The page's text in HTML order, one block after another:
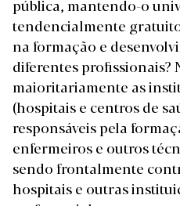
pública, mantendo-o
tendencialmente
na formação e
diferentes profissionais?
maioritariamente as
(hospitais e centros de
responsáveis pela
enfermeiros e outros
sendo frontalmente
hospitais e outras